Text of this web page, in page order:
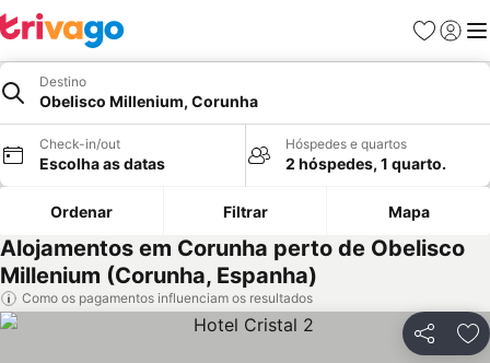
Favoritos
Iniciar
Destino
Obelisco Millenium, Corunha
Check-in/out
Escolha as datas
Hóspedes e quartos
2 hóspedes, 1 quarto.
Ordenar Filtrar Mapa
Alojamentos em Corunha perto de Obelisco
Millenium (Corunha, Espanha)
Como os pagamentos influenciam os resultados
Partilhar